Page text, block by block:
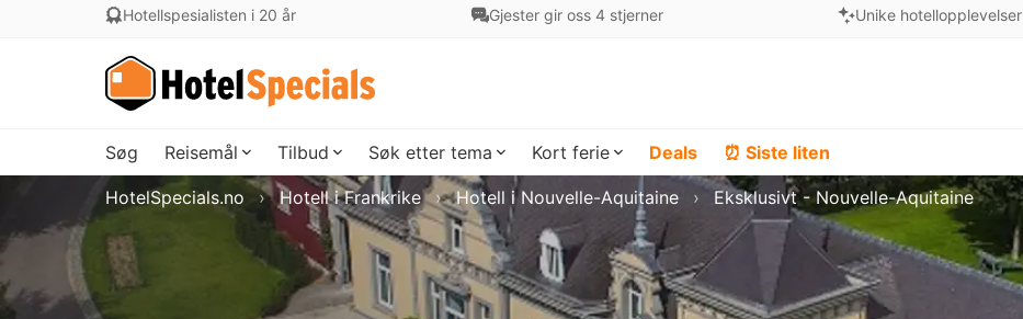
Hotellspesialisten i 20 år Gjester gir oss 4 stjerner Unike hotellopplevelser
Søg Reisemål Tilbud Søk etter tema Kort ferie Deals ⏰ Siste liten
HotelSpecials.no Hotell i Frankrike Hotell i Nouvelle-Aquitaine Eksklusivt - Nouvelle-Aquitaine